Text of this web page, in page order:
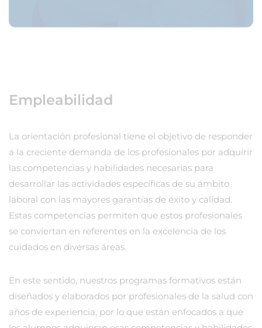
Empleabilidad
La orientación profesional tiene el objetivo de responder
a la creciente demanda de los profesionales por adquirir
las competencias y habilidades necesarias para
desarrollar las actividades específicas de su ámbito
laboral con las mayores garantías de éxito y calidad.
Estas competencias permiten que estos profesionales
se conviertan en referentes en la excelencia de los
cuidados en diversas áreas.
En este sentido, nuestros programas formativos están
diseñados y elaborados por profesionales de la salud con
años de experiencia, por lo que están enfocados a que